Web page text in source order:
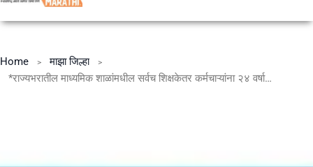
Home
माझा जिल्हा
*राज्यभरातील माध्यमिक शाळांमधील सर्वच शिक्षकेतर कर्मचाऱ्यांना २४ वर्षानंतरचा आश्र्वासित प्रगती योजनेचा लाभ मिळणार….. शिवाजी खांडेकर*